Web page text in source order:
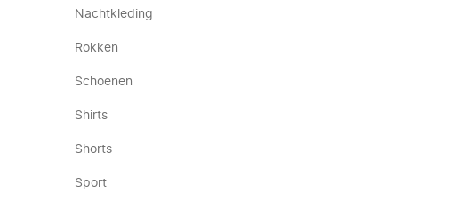
Nachtkleding
Rokken
Schoenen
Shirts
Shorts
Sport